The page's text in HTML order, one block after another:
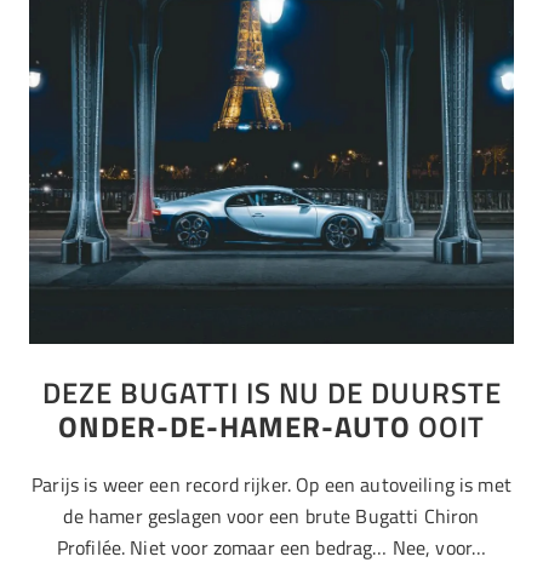
DEZE BUGATTI IS NU DE DUURSTE
ONDER-DE-HAMER-AUTO OOIT
Parijs is weer een record rijker. Op een autoveiling is met
de hamer geslagen voor een brute Bugatti Chiron
Profilée. Niet voor zomaar een bedrag… Nee, voor…